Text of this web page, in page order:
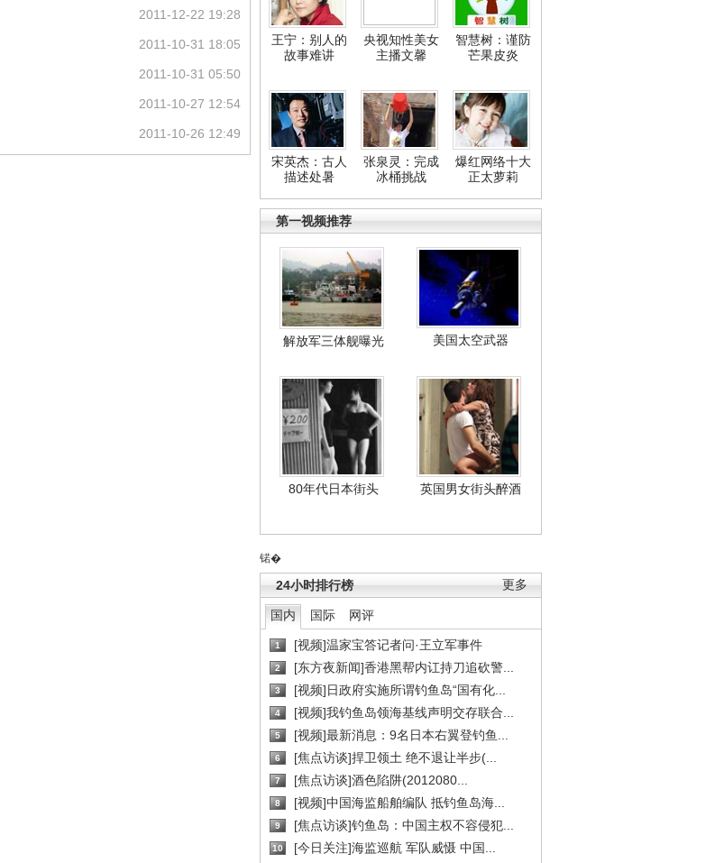
王宁：别人的
故事难讲
央视知性美女
主播文馨
智慧树：谨防
芒果皮炎
宋英杰：古人
描述处暑
张泉灵：完成
冰桶挑战
爆红网络十大
正太萝莉
第一视频推荐
解放军三体舰曝光 美国太空武器
80年代日本街头 英国男女街头醉酒
锘�
更多
24小时排行榜
国内 国际 网评
1 [视频]温家宝答记者问·王立军事件
2 [东方夜新闻]香港黑帮内讧持刀追砍警...
3 [视频]日政府实施所谓钓鱼岛“国有化...
4 [视频]我钓鱼岛领海基线声明交存联合...
5 [视频]最新消息：9名日本右翼登钓鱼...
6 [焦点访谈]捍卫领土 绝不退让半步(...
7 [焦点访谈]酒色陷阱(2012080...
8 [视频]中国海监船舶编队 抵钓鱼岛海...
9 [焦点访谈]钓鱼岛：中国主权不容侵犯...
10 [今日关注]海监巡航 军队威慑 中国...
2011-12-22 19:28
2011-10-31 18:05
2011-10-31 05:50
2011-10-27 12:54
2011-10-26 12:49